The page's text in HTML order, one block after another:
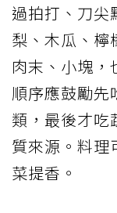
過拍打、刀尖
梨、木瓜、檸
肉末、小塊，
順序應鼓勵先
類，最後才吃
質來源。料理
菜提香。